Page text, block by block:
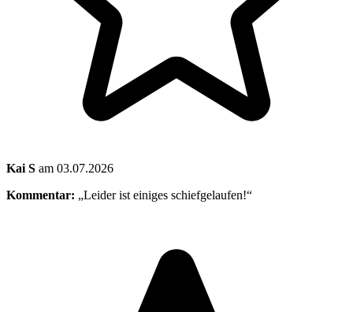
Kai S am 03.07.2026
Kommentar: „Leider ist einiges schiefgelaufen!“